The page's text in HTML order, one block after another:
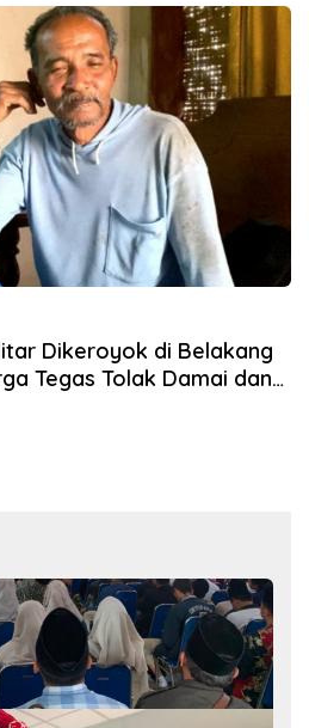
Dikeroyok di Belakang
Tegas Tolak Damai dan